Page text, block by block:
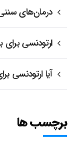
درمان‌های
ارتودنسی
آیا ارتودنسی
برچسب ها